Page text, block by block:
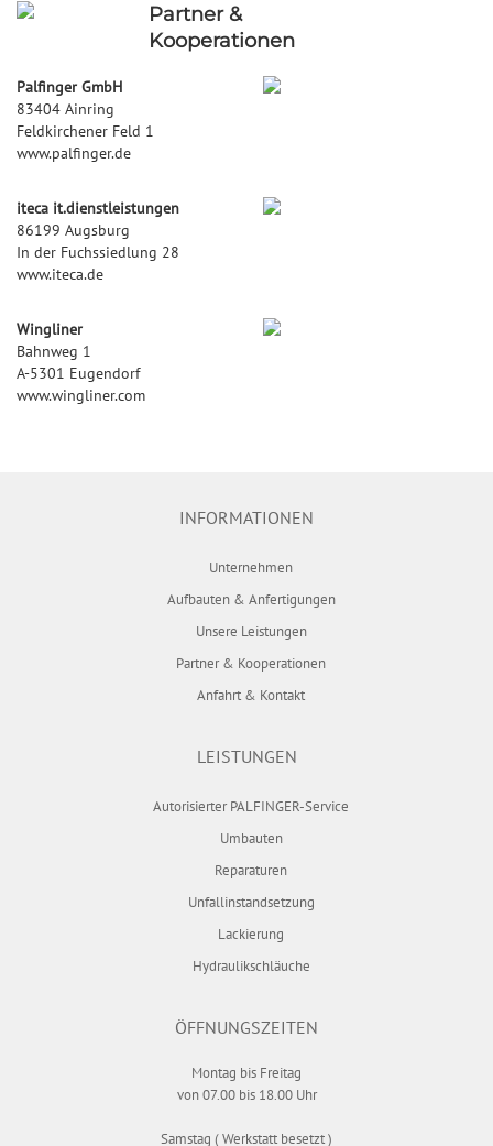
Partner &
Kooperationen
Palfinger GmbH
83404 Ainring
Feldkirchener Feld 1
www.palfinger.de
iteca it.dienstleistungen
86199 Augsburg
In der Fuchssiedlung 28
www.iteca.de
Wingliner
Bahnweg 1
A-5301 Eugendorf
www.wingliner.com
INFORMATIONEN
Unternehmen
Aufbauten & Anfertigungen
Unsere Leistungen
Partner & Kooperationen
Anfahrt & Kontakt
LEISTUNGEN
Autorisierter PALFINGER-Service
Umbauten
Reparaturen
Unfallinstandsetzung
Lackierung
Hydraulikschläuche
ÖFFNUNGS­ZEITEN
Montag bis Freitag
von 07.00 bis 18.00 Uhr
Samstag ( Werkstatt besetzt )